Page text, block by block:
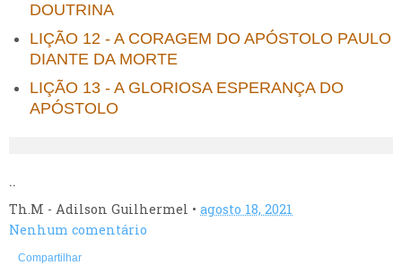
DOUTRINA
LIÇÃO 12 - A CORAGEM DO APÓSTOLO PAULO
DIANTE DA MORTE
LIÇÃO 13 - A GLORIOSA ESPERANÇA DO
APÓSTOLO
..
Th.M - Adilson Guilhermel • agosto 18, 2021
Nenhum comentário
Compartilhar